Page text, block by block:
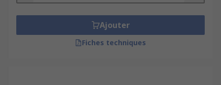
Ajouter
Fiches techniques